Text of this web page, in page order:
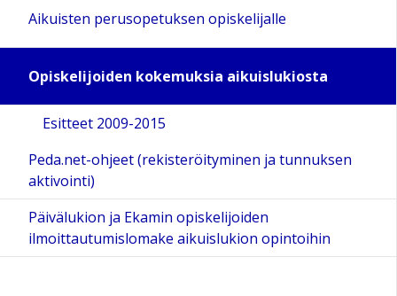
Aikuisten perusopetuksen opiskelijalle
Opiskelijoiden kokemuksia aikuislukiosta
Esitteet 2009-2015
Peda.net-ohjeet (rekisteröityminen ja tunnuksen
aktivointi)
Päivälukion ja Ekamin opiskelijoiden
ilmoittautumislomake aikuislukion opintoihin